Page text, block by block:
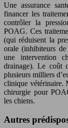
Une assurance
financer les
contrôler la
POAG. Ces
(qui réduisent la
orale (inhibiteurs de
une intervention
drainage). Le coût
plusieurs milliers
clinique vétérinaire.
chirurgie pour
les chiens.
Autres